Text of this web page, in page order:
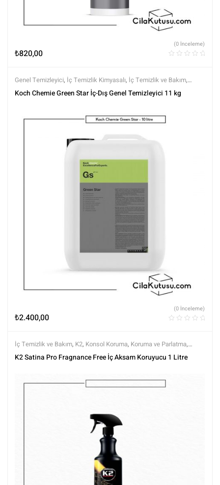
₺820,00
(0 İnceleme)
Genel Temizleyici, İç Temizlik Kimyasalı, İç Temizlik ve Bakım,
Kimyasalar,Koch Chemie,Markalar,Tüm Ürünler,Tüm Ürünler
Koch Chemie Green Star İç-Dış Genel Temizleyici 11 kg
₺2.400,00
(0 İnceleme)
İç Temizlik ve Bakım, K2, Konsol Koruma, Koruma ve Parlatma,
Markalar,Tüm Ürünler,Tüm Ürünler ,Yarı Mat (Doğal Görünüm)
K2 Satina Pro Fragnance Free İç Aksam Koruyucu 1 Litre